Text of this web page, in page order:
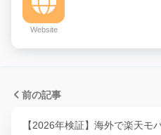
Website
前の記事
【2026年検証】海外で楽天モ